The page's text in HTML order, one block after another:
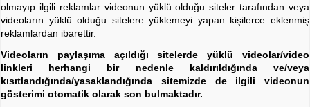
olmayıp ilgili reklamlar videonun yüklü olduğu siteler tarafından veya
videoların yüklü olduğu sitelere yüklemeyi yapan kişilerce eklenmiş
reklamlardan ibarettir.
Videoların paylaşıma açıldığı sitelerde yüklü videolar/video
linkleri herhangi bir nedenle kaldırıldığında ve/veya
kısıtlandığında/yasaklandığında sitemizde de ilgili videonun
gösterimi otomatik olarak son bulmaktadır.